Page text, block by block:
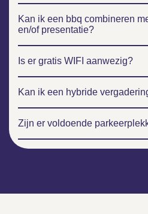
Kan ik een bbq combineren
en/of presentatie?
Is er gratis WIFI aanwezig?
Kan ik een hybride
Zijn er voldoende